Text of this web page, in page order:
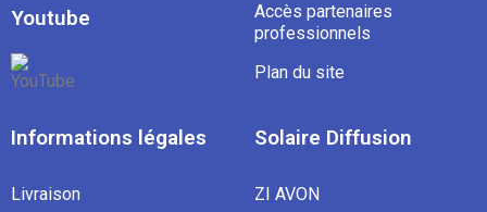
Youtube
Accès partenaires
professionnels
Plan du site
Informations légales
Livraison
Solaire Diffusion
ZI AVON